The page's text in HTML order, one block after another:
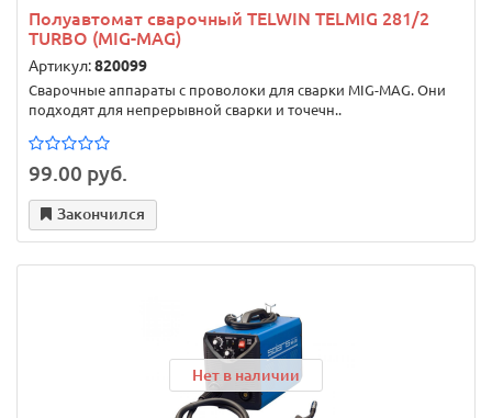
Полуавтомат сварочный TELWIN TELMIG 281/2
TURBO (MIG-MAG)
Артикул:820099
Сварочные аппараты с проволоки для сварки MIG-MAG. Они
подходят для непрерывной сварки и точечн..
99.00 руб.
Закончился
Нет в наличии